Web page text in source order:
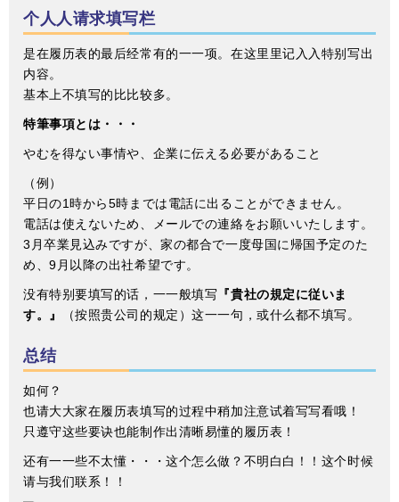
个⼈人请求填写栏
是在履历表的最后经常有的⼀一项。在这⾥里记⼊入特别写出
内容。
基本上不填写的⽐比较多。
特筆事項とは・・・
やむを得ない事情や、企業に伝える必要があること
（例）
平日の1時から5時までは電話に出ることができません。
電話は使えないため、メールでの連絡をお願いいたします。
3月卒業見込みですが、家の都合で一度母国に帰国予定のた
め、9月以降の出社希望です。
没有特别要填写的话，⼀一般填写 『貴社の規定に従いま
す。』
（按照贵公司的规定）这⼀一句，或什么都不填写。
总结
如何？
也请⼤大家在履历表填写的过程中稍加注意试着写写看哦！
只遵守这些要诀也能制作出清晰易懂的履历表！
还有⼀一些不太懂・・・这个怎么做？不明⽩白！！这个时候
请与我们联系！！